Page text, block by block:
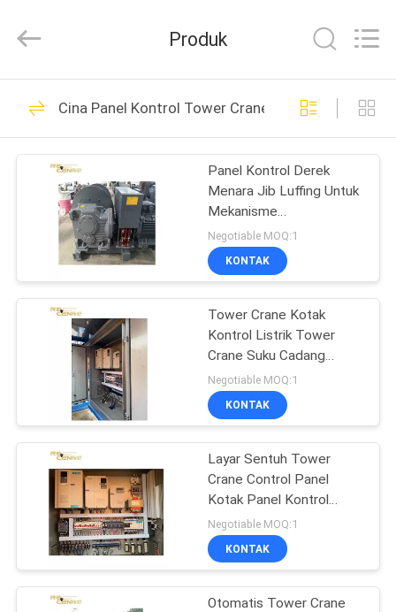
RUMAH
PRODUK
TENTANG
KAMI
TUR
PABRIK
KONTROL
KUALITAS
HUBUNGI
KAMI
PERMINTAAN
PENAWARAN
Crane
pemasok.
2020
craneloadmomentindicator.com.
Rights
Indikator Beban
Momen Tower
Crane
19
Indikator Beban
Aman Otomatis
6
Indikator Beban
Aman Derek
Produk
Cina Panel Kontrol Tower Crane
Panel Kontrol Derek
Menara Jib Luffing Untuk
Mekanisme
Pengangkatan Efisiensi
Tinggi
Negotiable MOQ:1
KONTAK
Tower Crane Kotak
Kontrol Listrik Tower
Crane Suku Cadang
Keandalan Tinggi
Negotiable MOQ:1
KONTAK
Layar Sentuh Tower
Crane Control Panel
Kotak Panel Kontrol
Listrik Low Noise
Negotiable MOQ:1
KONTAK
Otomatis Tower Crane